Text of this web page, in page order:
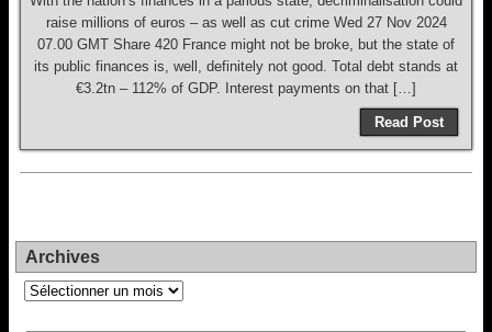
raise millions of euros – as well as cut crime Wed 27 Nov 2024
07.00 GMT Share 420 France might not be broke, but the state of
its public finances is, well, definitely not good. Total debt stands at
€3.2tn – 112% of GDP. Interest payments on that […]
Read Post
Archives
Archives